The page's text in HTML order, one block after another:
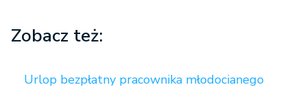
Zobacz też:
Urlop bezpłatny pracownika młodocianego